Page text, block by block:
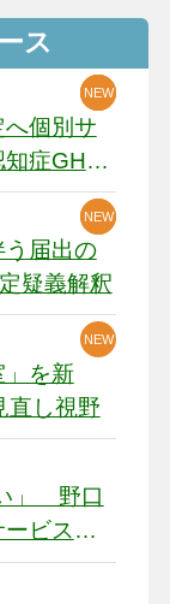
ス
個別サ
症GH、
NEW
NEW
NEW
う届出の
疑義解釈
NEW
NEW
」を新
し視野
NEW
」 野口
ビス基